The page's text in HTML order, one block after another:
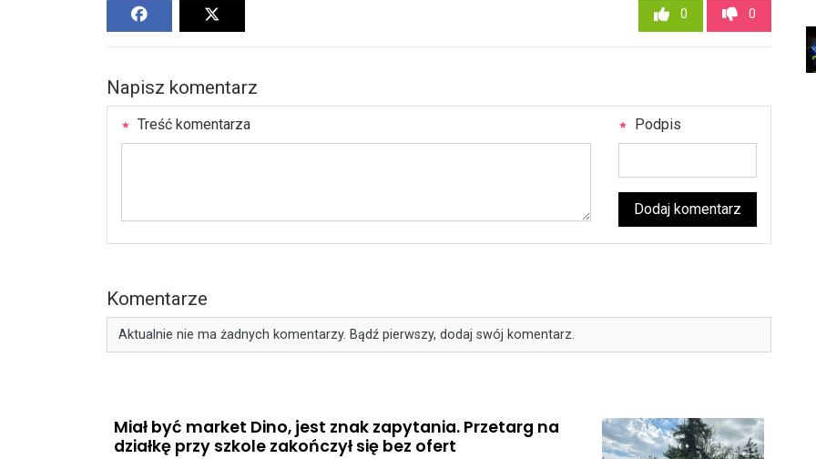
0 0
Napisz komentarz
Treść komentarza Podpis
Dodaj komentarz
Komentarze
Aktualnie nie ma żadnych komentarzy. Bądź pierwszy, dodaj swój komentarz.
Miał być market Dino, jest znak zapytania. Przetarg na
działkę przy szkole zakończył się bez ofert